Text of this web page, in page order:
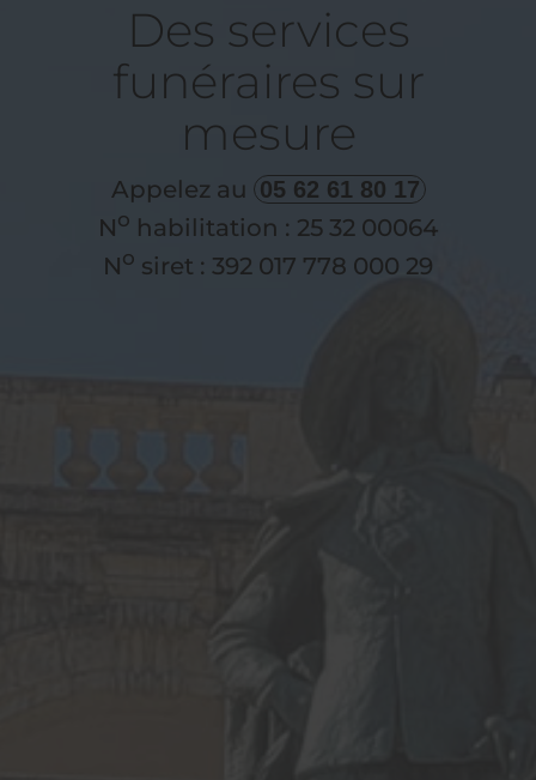
Des services
funéraires sur
mesure
Appelez au 05 62 61 80 17
No habilitation : 25 32 00064
No siret : 392 017 778 000 29